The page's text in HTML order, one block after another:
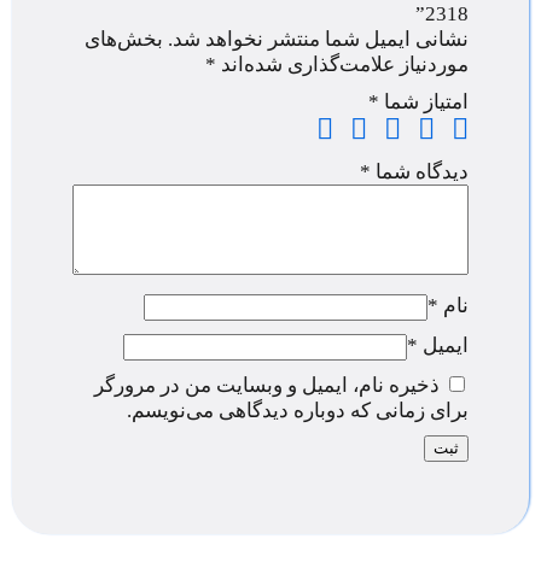
2318”
نشانی ایمیل شما منتشر نخواهد شد. بخش‌های
موردنیاز علامت‌گذاری شده‌اند *
امتیاز شما *
دیدگاه شما *
نام *
ایمیل *
ذخیره نام، ایمیل و وبسایت من در مرورگر
برای زمانی که دوباره دیدگاهی می‌نویسم.